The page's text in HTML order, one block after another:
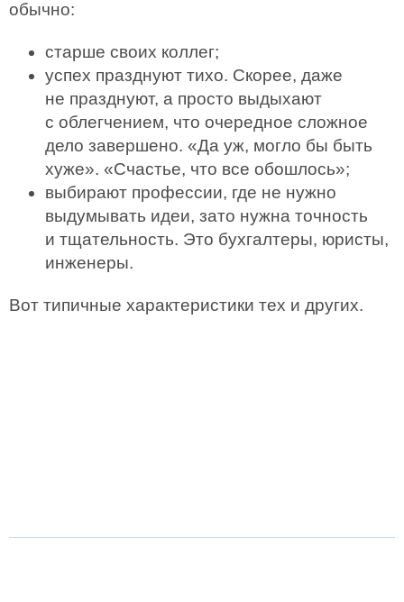
обычно:
старше своих коллег;
успех празднуют тихо. Скорее, даже
не празднуют, а просто выдыхают
с облегчением, что очередное сложное
дело завершено. «Да уж, могло бы быть
хуже». «Счастье, что все обошлось»;
выбирают профессии, где не нужно
выдумывать идеи, зато нужна точность
и тщательность. Это бухгалтеры, юристы,
инженеры.
Вот типичные характеристики тех и других.